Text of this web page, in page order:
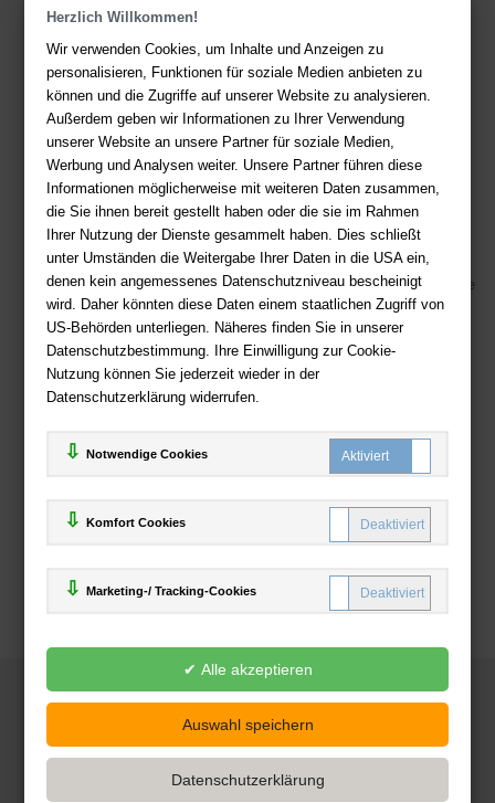
Herzlich Willkommen!
Wir verwenden Cookies, um Inhalte und Anzeigen zu
personalisieren, Funktionen für soziale Medien anbieten zu
können und die Zugriffe auf unserer Website zu analysieren.
Außerdem geben wir Informationen zu Ihrer Verwendung
unserer Website an unsere Partner für soziale Medien,
Werbung und Analysen weiter. Unsere Partner führen diese
Informationen möglicherweise mit weiteren Daten zusammen,
die Sie ihnen bereit gestellt haben oder die sie im Rahmen
Ihrer Nutzung der Dienste gesammelt haben. Dies schließt
unter Umständen die Weitergabe Ihrer Daten in die USA ein,
denen kein angemessenes Datenschutzniveau bescheinigt
wird. Daher könnten diese Daten einem staatlichen Zugriff von
US-Behörden unterliegen. Näheres finden Sie in unserer
Datenschutzbestimmung. Ihre Einwilligung zur Cookie-
Nutzung können Sie jederzeit wieder in der
Datenschutzerklärung widerrufen.
Notwendige Cookies
Komfort Cookies
Marketing-/ Tracking-Cookies
Sie haben Fragen? Hier finden Sie Antworten auf häufig gestellte
Fragen.
Fragen per E-Mail: service@deutsche-buchhandlung.de
Telefon: +49 (0)511 - 982 684 41
Ihre Vorteile bei uns
Kostenloser Versand ab 36,- EUR Bestellwert
Sicherer Online Shop und Zahlung mit SSL-Verschlüsselung
Viele Zahlungsmethoden wie PayPal, Amazon Payment, Vorkasse
Zahlweisen
Deutsche-Buchhandlung.de
www.deutsche-buchhandlung.de ist ein Angebot der
Handelsgesellschaft mbH
Powered by Inooga